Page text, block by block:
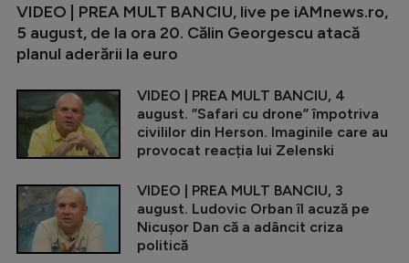
VIDEO | PREA MULT BANCIU, live pe iAMnews.ro,
5 august, de la ora 20. Călin Georgescu atacă
planul aderării la euro
VIDEO | PREA MULT BANCIU, 4
august. ”Safari cu drone” împotriva
civililor din Herson. Imaginile care au
provocat reacția lui Zelenski
VIDEO | PREA MULT BANCIU, 3
august. Ludovic Orban îl acuză pe
Nicușor Dan că a adâncit criza
politică